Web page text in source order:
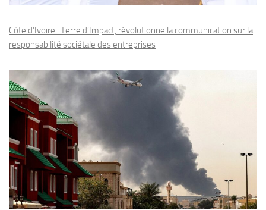
Côte d’Ivoire : Terre d’Impact, révolutionne la communication sur la
responsabilité sociétale des entreprises